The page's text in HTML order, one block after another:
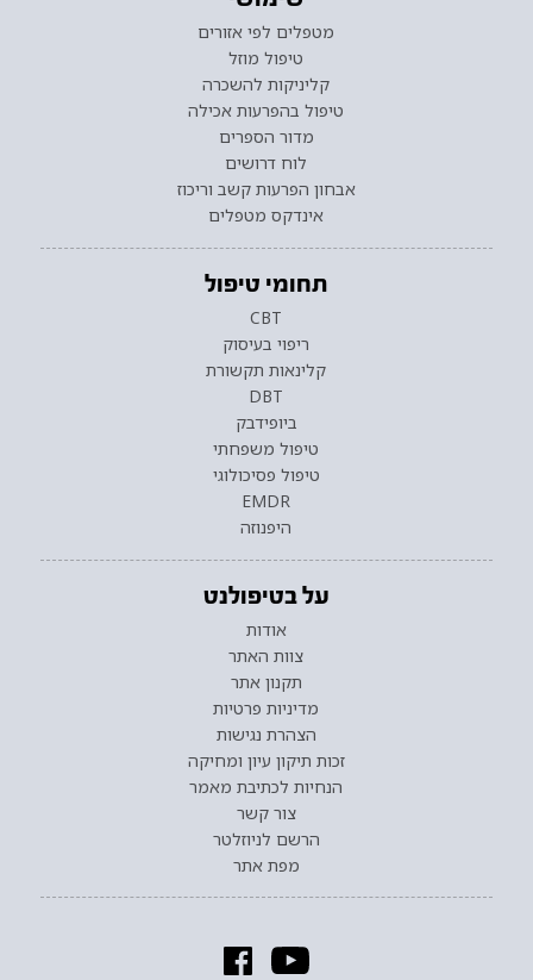
מטפלים לפי אזורים
טיפול מוזל
קליניקות להשכרה
טיפול בהפרעות אכילה
מדור הספרים
לוח דרושים
אבחון הפרעות קשב וריכוז
אינדקס מטפלים
תחומי טיפול
CBT
ריפוי בעיסוק
קלינאות תקשורת
DBT
ביופידבק
טיפול משפחתי
טיפול פסיכולוגי
EMDR
היפנוזה
על בטיפולנט
אודות
צוות האתר
תקנון אתר
מדיניות פרטיות
הצהרת נגישות
זכות תיקון עיון ומחיקה
הנחיות לכתיבת מאמר
צור קשר
הרשם לניוזלטר
מפת אתר